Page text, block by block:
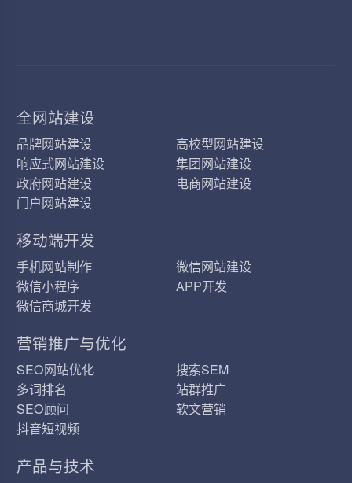
全网站建设
品牌网站建设
高校型网站建设
响应式网站建设
集团网站建设
政府网站建设
电商网站建设
门户网站建设
移动端开发
手机网站制作
微信网站建设
微信小程序
APP开发
微信商城开发
营销推广与优化
SEO网站优化
搜索SEM
多词排名
站群推广
SEO顾问
软文营销
抖音短视频
产品与技术